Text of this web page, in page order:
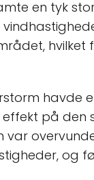
en tyk
hvilket
havde
på den
var
og